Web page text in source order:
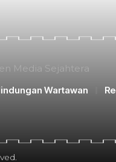
Media Sejahtera
Wartawan